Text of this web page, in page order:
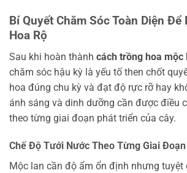
Bí Quyết Chăm Sóc Toàn Diện Để
Hoa Rộ
Sau khi hoàn thành cách trồng hoa mộc
chăm sóc hậu kỳ là yếu tố then chốt
hoa đúng chu kỳ và đạt độ rực rỡ hay
ánh sáng và dinh dưỡng cần được điều
theo từng giai đoạn phát triển của cây.
Chế Độ Tưới Nước Theo Từng Giai Đoạn
Mộc lan cần độ ẩm ổn định nhưng tuyệt